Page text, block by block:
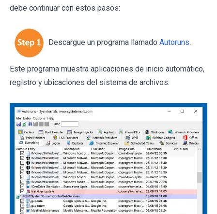
debe continuar con estos pasos:
Descargue un programa llamado Autoruns.
Este programa muestra aplicaciones de inicio automático,
registro y ubicaciones del sistema de archivos: